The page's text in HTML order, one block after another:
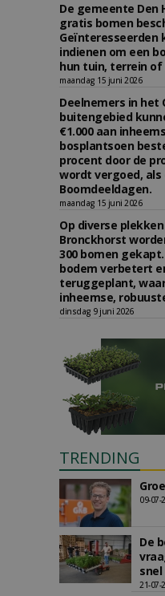
De gemeente Den
gratis bomen
Geïnteresseerden
indienen om een
hun tuin, terrein of
maandag 15 juni 2026
Deelnemers in het
buitengebied
€1.000 aan
bosplantsoen
procent door de
wordt vergoed, als
Boomdeeldagen.
maandag 15 juni 2026
Op diverse
Bronckhorst
300 bomen
bodem verbetert
teruggeplant,
inheemse,
dinsdag 9 juni 2026
TRENDING
09-07-
De
snel
21-07-